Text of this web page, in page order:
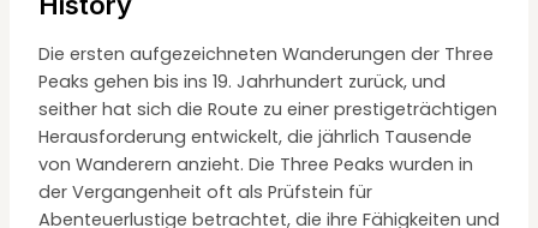
Die ersten aufgezeichneten Wanderungen der Three
Peaks gehen bis ins 19. Jahrhundert zurück, und
seither hat sich die Route zu einer prestigeträchtigen
Herausforderung entwickelt, die jährlich Tausende
von Wanderern anzieht. Die Three Peaks wurden in
der Vergangenheit oft als Prüfstein für
Abenteuerlustige betrachtet, die ihre Fähigkeiten und